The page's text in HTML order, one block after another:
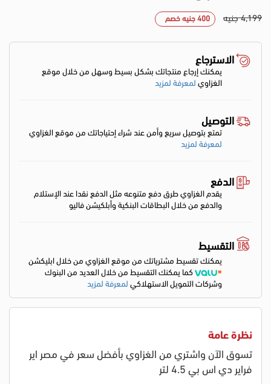
4,199 جنيه 400 جنيه خصم
الاسترجاع
يمكنك إرجاع منتجاتك بشكل بسيط وسهل من خلال موقع
الغزاويلمعرفة لمزيد
التوصيل
تمتع بتوصيل سريع وأمن عند شراء إحتياجاتك من موقع الغزاوي
لمعرفة لمزيد
الدفع
يقدم الغزاوي طرق دفع متنوعه مثل الدفع نقدا عند الإستلام
والدفع من خلال البطاقات البنكية وأبلكيشن فاليو
التقسيط
يمكنك تقسيط مشترياتك من موقع الغزاوي من خلال ابليكشن
كما يمكنك التقسيط من خلال العديد من البنوك
وشركات التمويل الاستهلاكيلمعرفة لمزيد
نظرة عامة
تسوق الآن واشتري من الغزاوي بأفضل سعر في مصر اير
فراير دي اس بي 4.5 لتر